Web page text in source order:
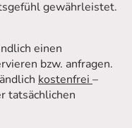
gewährleistet.
einen
bzw. anfragen.
kostenfrei –
tatsächlichen